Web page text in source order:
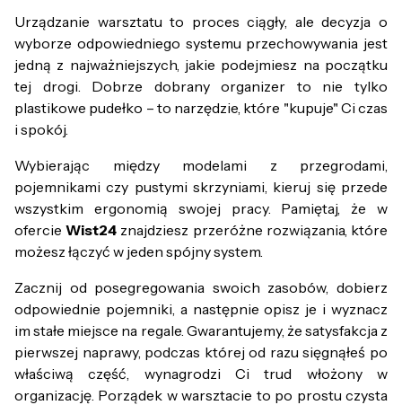
Urządzanie warsztatu to proces ciągły, ale decyzja o
wyborze odpowiedniego systemu przechowywania jest
jedną z najważniejszych, jakie podejmiesz na początku
tej drogi. Dobrze dobrany organizer to nie tylko
plastikowe pudełko – to narzędzie, które "kupuje" Ci czas
i spokój.
Wybierając między modelami z przegrodami,
pojemnikami czy pustymi skrzyniami, kieruj się przede
wszystkim ergonomią swojej pracy. Pamiętaj, że w
ofercieWist24 znajdziesz przeróżne rozwiązania, które
możesz łączyć w jeden spójny system.
Zacznij od posegregowania swoich zasobów, dobierz
odpowiednie pojemniki, a następnie opisz je i wyznacz
im stałe miejsce na regale. Gwarantujemy, że satysfakcja z
pierwszej naprawy, podczas której od razu sięgnąłeś po
właściwą część, wynagrodzi Ci trud włożony w
organizację. Porządek w warsztacie to po prostu czysta